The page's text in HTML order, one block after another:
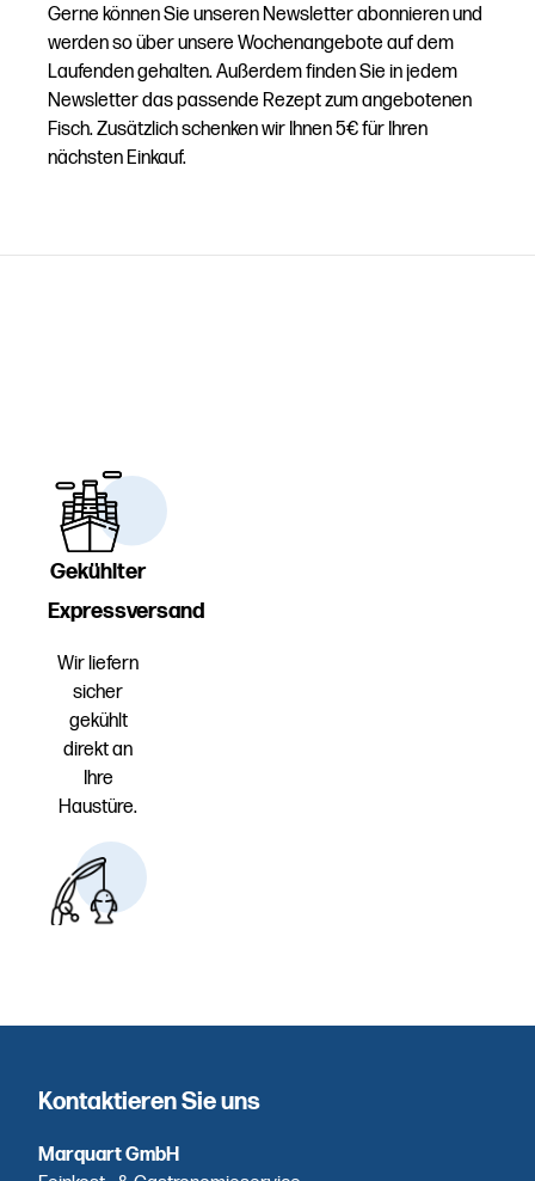
Gerne können Sie unseren Newsletter abonnieren und
werden so über unsere Wochenangebote auf dem
Laufenden gehalten. Außerdem finden Sie in jedem
Newsletter das passende Rezept zum angebotenen
Fisch. Zusätzlich schenken wir Ihnen 5€ für Ihren
nächsten Einkauf.
Gekühlter
Expressversand
Wir liefern
sicher
gekühlt
direkt an
Ihre
Haustüre.
– direkt aus
eigenen
Kontaktieren Sie uns
Marquart GmbH